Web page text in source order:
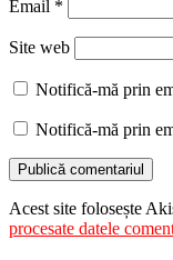
Email *
Site web
Notifică-mă prin
Notifică-mă prin
Acest site folosește
procesate datele